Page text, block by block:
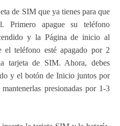
de SIM que ya tienes para que
Primero apague su teléfono
y la Página de inicio al
teléfono esté apagado por 2
tarjeta de SIM. Ahora, debes
y el botón de Inicio juntos por
presionadas por 1-3